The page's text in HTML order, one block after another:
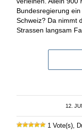
Bundesregierung
Schweiz? Da nimmt
Strassen langsam
12./
1 Vote(s),